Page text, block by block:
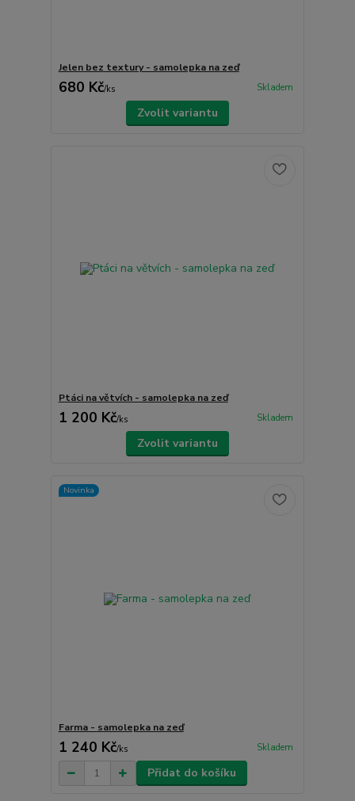
Jelen bez textury - samolepka na zeď
680 Kč/ks Skladem
Zvolit variantu
Ptáci na větvích - samolepka na zeď
1 200 Kč/ks Skladem
Zvolit variantu
Novinka
Farma - samolepka na zeď
1 240 Kč/ks Skladem
Přidat do košíku